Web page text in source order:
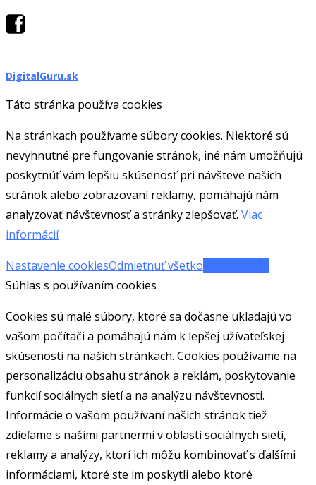
DigitalGuru.sk
Táto stránka používa cookies
Na stránkach používame súbory cookies. Niektoré sú
nevyhnutné pre fungovanie stránok, iné nám umožňujú
poskytnúť vám lepšiu skúsenosť pri návšteve našich
stránok alebo zobrazovaní reklamy, pomáhajú nám
analyzovať návštevnosť a stránky zlepšovať. Viac
informácií
Nastavenie cookiesOdmietnuť všetko
Súhlas s používaním cookies
Cookies sú malé súbory, ktoré sa dočasne ukladajú vo
vašom počítači a pomáhajú nám k lepšej užívateľskej
skúsenosti na našich stránkach. Cookies používame na
personalizáciu obsahu stránok a reklám, poskytovanie
funkcií sociálnych sietí a na analýzu návštevnosti.
Informácie o vašom používaní našich stránok tiež
zdieľame s našimi partnermi v oblasti sociálnych sietí,
reklamy a analýzy, ktorí ich môžu kombinovať s ďalšími
informáciami, ktoré ste im poskytli alebo ktoré